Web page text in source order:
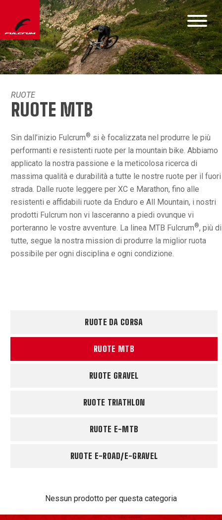
RUOTE
RUOTE MTB
Sin dall’inizio Fulcrum® si è focalizzata nel produrre le più
performanti e resistenti ruote per la mountain bike. Abbiamo
applicato la nostra passione e la meticolosa ricerca di
massima qualità e durabilità a tutte le nostre ruote per il fuori
strada. Dalle ruote leggere per XC e Marathon, fino alle
resistenti e affidabili ruote da Enduro e All Mountain, i nostri
prodotti Fulcrum non vi lasceranno a piedi ovunque vi
porteranno le vostre avventure. La linea MTB Fulcrum®, più di
tutte, segue la nostra mission di produrre la miglior ruota
possibile per ogni disciplina e ogni condizione.
RUOTE DA CORSA
RUOTE MTB
RUOTE GRAVEL
RUOTE TRIATHLON
RUOTE E-MTB
RUOTE E-ROAD/E-GRAVEL
Nessun prodotto per questa categoria